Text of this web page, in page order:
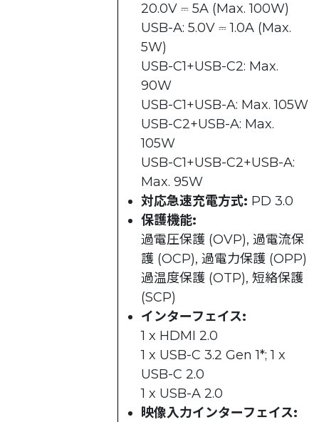
20.0V ⎓ 5A (Max. 100W)
USB-A: 5.0V ⎓ 1.0A (Max.
5W)
USB-C1+USB-C2: Max.
90W
USB-C1+USB-A: Max. 105W
USB-C2+USB-A: Max.
105W
USB-C1+USB-C2+USB-A:
Max. 95W
対応急速充電方式: PD 3.0
保護機能:
過電圧保護 (OVP), 過電流保
護 (OCP), 過電力保護 (OPP)
過温度保護 (OTP), 短絡保護
(SCP)
インターフェイス:
1 x HDMI 2.0
1 x USB-C 3.2 Gen 1*; 1 x
USB-C 2.0
1 x USB-A 2.0
映像入力インターフェイス: